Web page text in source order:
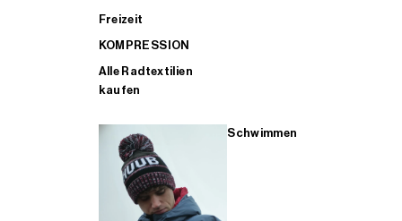
Freizeit
KOMPRESSION
Alle Radtextilien
kaufen
Schwimmen